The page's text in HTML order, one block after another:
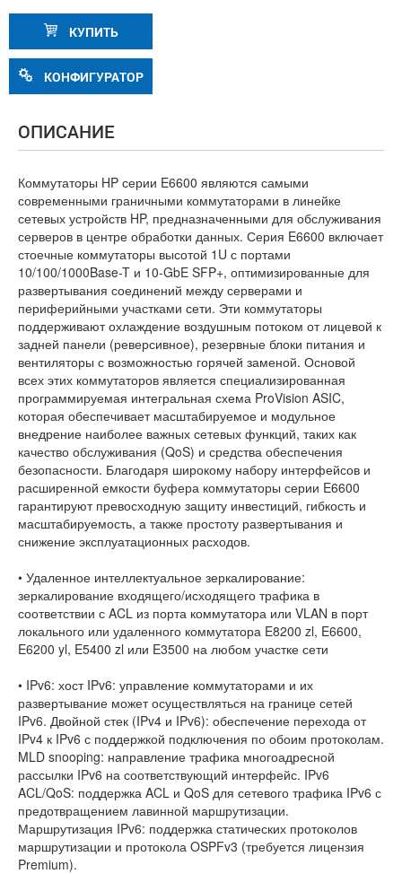
КУПИТЬ
КОНФИГУРАТОР
ОПИСАНИЕ
Коммутаторы HP серии E6600 являются самыми
современными граничными коммутаторами в линейке
сетевых устройств HP, предназначенными для обслуживания
серверов в центре обработки данных. Серия E6600 включает
стоечные коммутаторы высотой 1U с портами
10/100/1000Base-T и 10-GbE SFP+, оптимизированные для
развертывания соединений между серверами и
периферийными участками сети. Эти коммутаторы
поддерживают охлаждение воздушным потоком от лицевой к
задней панели (реверсивное), резервные блоки питания и
вентиляторы с возможностью горячей заменой. Основой
всех этих коммутаторов является специализированная
программируемая интегральная схема ProVision ASIC,
которая обеспечивает масштабируемое и модульное
внедрение наиболее важных сетевых функций, таких как
качество обслуживания (QoS) и средства обеспечения
безопасности. Благодаря широкому набору интерфейсов и
расширенной емкости буфера коммутаторы серии E6600
гарантируют превосходную защиту инвестиций, гибкость и
масштабируемость, а также простоту развертывания и
снижение эксплуатационных расходов.
• Удаленное интеллектуальное зеркалирование:
зеркалирование входящего/исходящего трафика в
соответствии с ACL из порта коммутатора или VLAN в порт
локального или удаленного коммутатора E8200 zl, E6600,
E6200 yl, E5400 zl или E3500 на любом участке сети
• IPv6: хост IPv6: управление коммутаторами и их
развертывание может осуществляться на границе сетей
IPv6. Двойной стек (IPv4 и IPv6): обеспечение перехода от
IPv4 к IPv6 с поддержкой подключения по обоим протоколам.
MLD snooping: направление трафика многоадресной
рассылки IPv6 на соответствующий интерфейс. IPv6
ACL/QoS: поддержка ACL и QoS для сетевого трафика IPv6 с
предотвращением лавинной маршрутизации.
Маршрутизация IPv6: поддержка статических протоколов
маршрутизации и протокола OSPFv3 (требуется лицензия
Premium).